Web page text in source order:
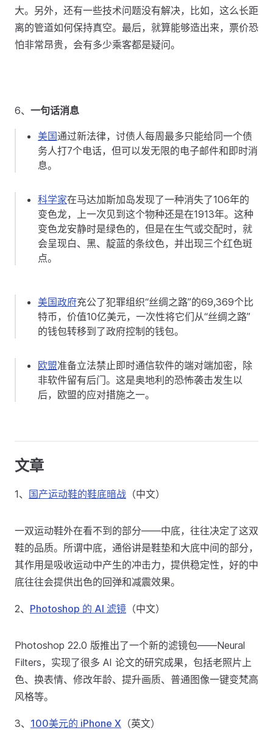
大。另外，还有一些技术问题没有解决，比如，这么长距
离的管道如何保持真空。最后，就算能够造出来，票价恐
怕非常昂贵，会有多少乘客都是疑问。
6、 一句话消息
美国通过新法律，讨债人每周最多只能给同一个债
务人打7个电话，但可以发无限的电子邮件和即时消
息。
科学家在马达加斯加岛发现了一种消失了106年的
变色龙，上一次见到这个物种还是在1913年。这种
变色龙安静时是绿色的，但是在生气或交配时，就
会呈现白、黑、靛蓝的条纹色，并出现三个红色斑
点。
美国政府充公了犯罪组织“丝绸之路”的69,369个比
特币，价值10亿美元，一次性将它们从“丝绸之路”
的钱包转移到了政府控制的钱包。
欧盟准备立法禁止即时通信软件的端对端加密，除
非软件留有后门。这是奥地利的恐怖袭击发生以
后，欧盟的应对措施之一。
文章
1、 国产运动鞋的鞋底暗战 （中文）
一双运动鞋外在看不到的部分——中底，往往决定了这双
鞋的品质。所谓中底，通俗讲是鞋垫和大底中间的部分，
其作用是吸收运动中产生的冲击力，提供稳定性，好的中
底往往会提供出色的回弹和减震效果。
2、 Photoshop 的 AI 滤镜 （中文）
Photoshop 22.0 版推出了一个新的滤镜包——Neural
Filters，实现了很多 AI 论文的研究成果，包括老照片上
色、换表情、修改年龄、提升画质、普通图像一键变梵高
风格等。
3、 100美元的 iPhone X （英文）